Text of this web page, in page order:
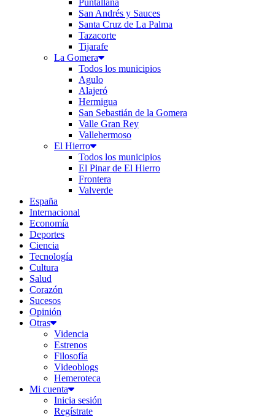
San Andrés y Sauces
Santa Cruz de La Palma
Tazacorte
Tijarafe
La Gomera
Todos los municipios
Agulo
Alajeró
Hermigua
San Sebastián de la Gomera
Valle Gran Rey
Vallehermoso
El Hierro
Todos los municipios
El Pinar de El Hierro
Frontera
Valverde
España
Internacional
Economía
Deportes
Ciencia
Tecnología
Cultura
Salud
Corazón
Sucesos
Opinión
Otras
Videncia
Estrenos
Filosofía
Videoblogs
Hemeroteca
Mi cuenta
Inicia sesión
Regístrate